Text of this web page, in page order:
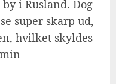
i Rusland. Dog
super skarp ud,
hvilket skyldes